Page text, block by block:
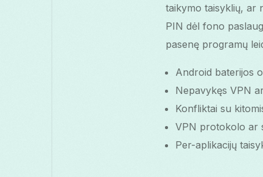
taikymo taisyklių, ar
PIN dėl fono
pasenę programų
Android baterijos
Nepavykęs VPN
Konfliktai su
VPN protokolo ar
Per-aplikacijų